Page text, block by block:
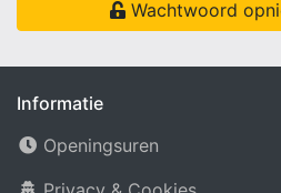
Wachtwoord
Informatie
Openingsuren